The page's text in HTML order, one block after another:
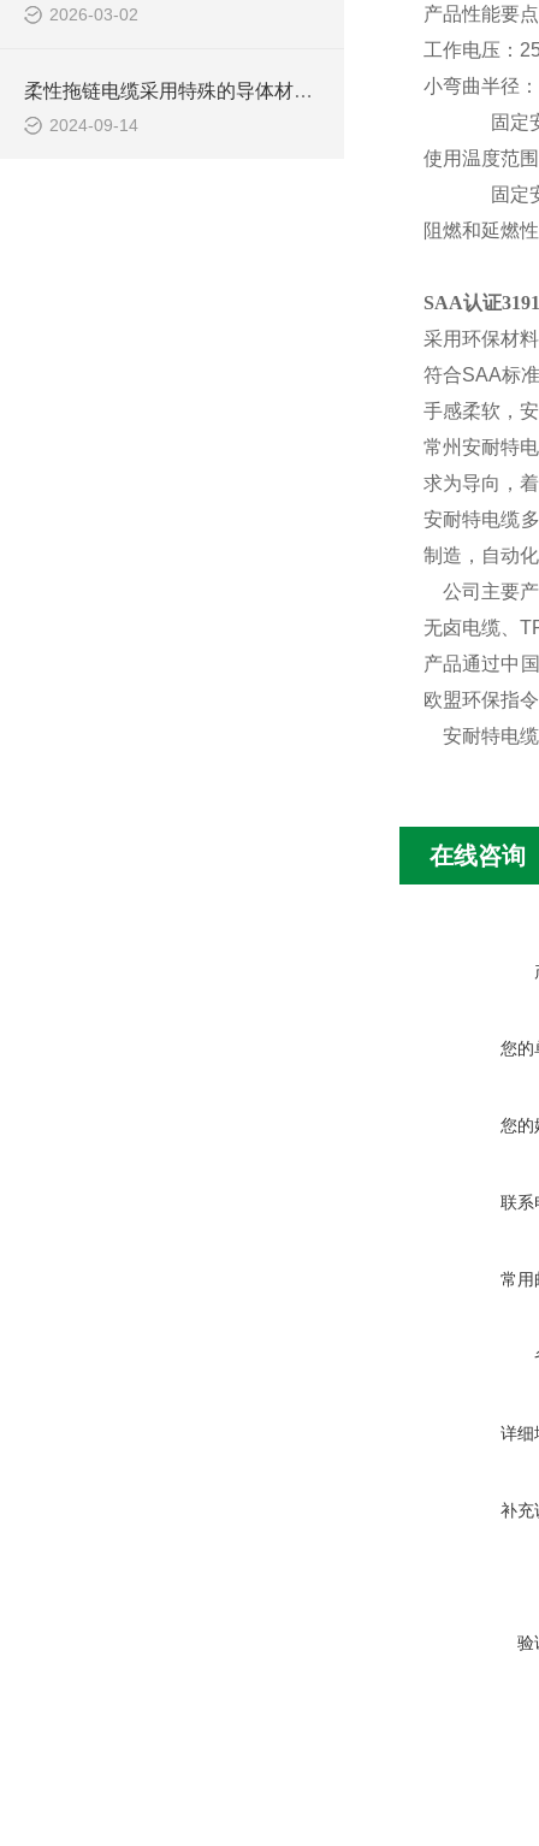
2026-03-02
柔性拖链电缆采用特殊的导体材料和绝缘层设计
2024-09-14
产品性能要
工作电压：
小弯曲半径
固定
使用温度范
固定
阻燃和延燃
SAA认证
采用环保材
符合SAA标
手感柔软，
常州安耐特
求为导向，
安耐特电缆
制造，自动
公司主要产
无卤电缆、
产品通过中
欧盟环保指
安耐特电缆
在线咨询
您的
您的
联系
常用
详细
补充
验